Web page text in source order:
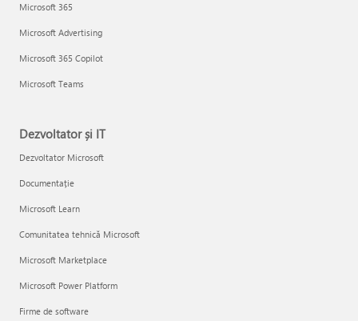
Microsoft 365
Microsoft Advertising
Microsoft 365 Copilot
Microsoft Teams
Dezvoltator și IT
Dezvoltator Microsoft
Documentație
Microsoft Learn
Comunitatea tehnică Microsoft
Microsoft Marketplace
Microsoft Power Platform
Firme de software